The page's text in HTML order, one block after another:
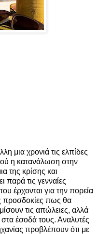
μια χρονιά τις ελπίδες
η κατανάλωση στην
της κρίσης και
παρά τις γενναίες
έρχονται για την πορεία
προσδοκίες πως θα
τις απώλειες, αλλά
έσοδά τους. Αναλυτές
προβλέπουν ότι με